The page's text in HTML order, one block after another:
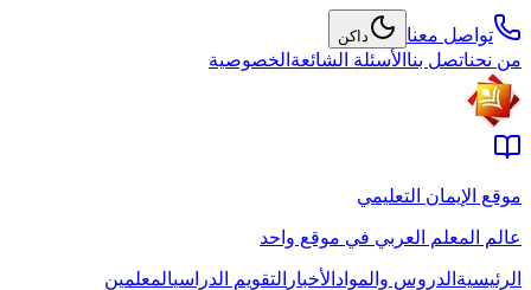
تواصل معنا داكن
من نحناتصل بنا الأسئلة الشائعة الخصوصية
موقع الإيمان التعليمي
عالم المعلم العربي في موقع واحد
الرئيسية الدروس والمواد الأخبار التقويم الدراسيالمعلمين